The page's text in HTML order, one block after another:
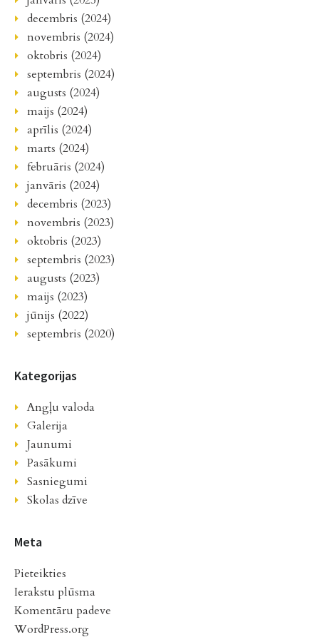
decembris (2024)
novembris (2024)
oktobris (2024)
septembris (2024)
augusts (2024)
maijs (2024)
aprīlis (2024)
marts (2024)
februāris (2024)
janvāris (2024)
decembris (2023)
novembris (2023)
oktobris (2023)
septembris (2023)
augusts (2023)
maijs (2023)
jūnijs (2022)
septembris (2020)
Kategorijas
Angļu valoda
Galerija
Jaunumi
Pasākumi
Sasniegumi
Skolas dzīve
Meta
Pieteikties
Ierakstu plūsma
Komentāru padeve
WordPress.org